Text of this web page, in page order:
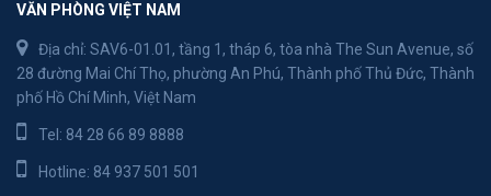
VĂN PHÒNG VIỆT NAM
Địa chỉ: SAV6-01.01, tầng 1, tháp 6, tòa nhà The Sun Avenue, số
28 đường Mai Chí Thọ, phường An Phú, Thành phố Thủ Đức, Thành
phố Hồ Chí Minh, Việt Nam
Tel: 84 28 66 89 8888
Hotline: 84 937 501 501